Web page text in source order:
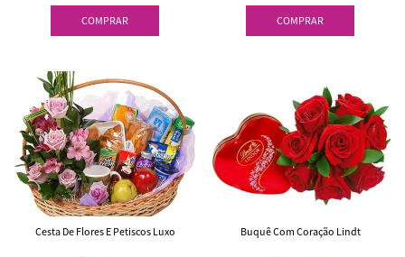
COMPRAR COMPRAR
Cesta De Flores E Petiscos Luxo Buquê Com Coração Lindt